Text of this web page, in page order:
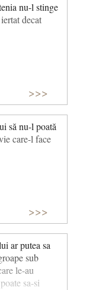
nu-l stinge
decat
>>>
să nu-l poată
care-l face
>>>
ar putea sa
sub
le-au
sa-si